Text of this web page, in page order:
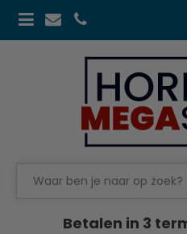
Betalen in 3